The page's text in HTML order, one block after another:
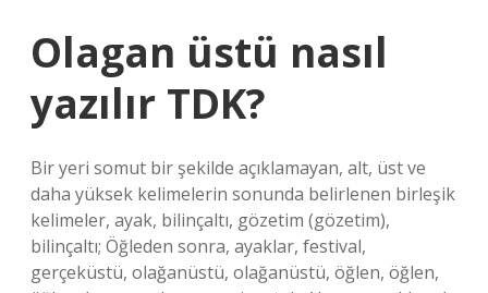
Olagan üstü nasıl
yazılır TDK?
Bir yeri somut bir şekilde açıklamayan, alt, üst ve
daha yüksek kelimelerin sonunda belirlenen birleşik
kelimeler, ayak, bilinçaltı, gözetim (gözetim),
bilinçaltı; Öğleden sonra, ayaklar, festival,
gerçeküstü, olağanüstü, olağanüstü, öğlen, öğlen,